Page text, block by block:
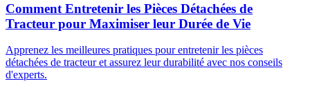
Comment Entretenir les Pièces Détachées de
Tracteur pour Maximiser leur Durée de Vie
Apprenez les meilleures pratiques pour entretenir les pièces
détachées de tracteur et assurez leur durabilité avec nos conseils
d'experts.